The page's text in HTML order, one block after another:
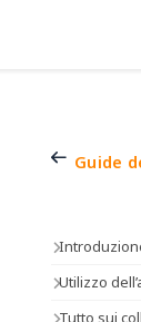
Guide
Utilizzo
Tutto sui